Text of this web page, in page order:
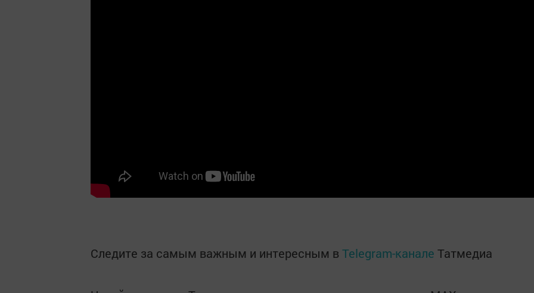
Следите за самым важным и интересным в Telegram-канале Татмедиа